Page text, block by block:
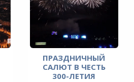
ПРАЗДНИЧНЫЙ
САЛЮТ В ЧЕСТЬ
300-ЛЕТИЯ